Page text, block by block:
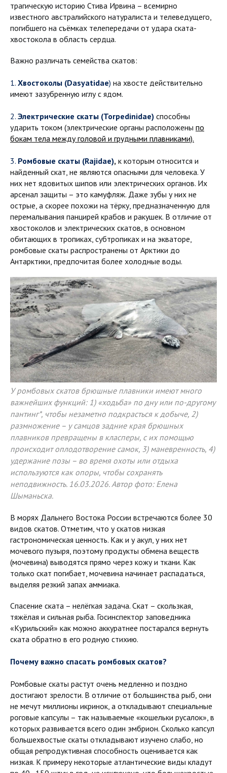
трагическую историю Стива Ирвина – всемирно
известного австралийского натуралиста и телеведущего,
погибшего на съёмках телепередачи от удара ската-
хвостокола в область сердца.
Важно различать семейства скатов:
1. Хвостоколы (Dasyatidae) на хвосте действительно
имеют зазубренную иглу с ядом.
2. Электрические скаты (Torpedinidae) способны
ударить током (электрические органы расположены по
бокам тела между головой и грудными плавниками).
3. Ромбовые скаты (Rajidae), к которым относится и
найденный скат, не являются опасными для человека. У
них нет ядовитых шипов или электрических органов. Их
арсенал защиты – это камуфляж. Даже зубы у них не
острые, а скорее похожи на тёрку, предназначенную для
перемалывания панцирей крабов и ракушек. В отличие от
хвостоколов и электрических скатов, в основном
обитающих в тропиках, субтропиках и на экваторе,
ромбовые скаты распространены от Арктики до
Антарктики, предпочитая более холодные воды.
У ромбовых скатов брюшные плавники имеют много
важнейших функций: 1) «ходьба» по дну или по-другому
пантинг*, чтобы незаметно подкрасться к добыче, 2)
размножение – у самцов задние края брюшных
плавников превращены в класперы, с их помощью
происходит оплодотворение самок, 3) маневренность, 4)
удержание позы – во время охоты или отдыха
используются как опоры, чтобы сохранять
неподвижность. 16.03.2026. Автор фото: Елена
Шыманьска.
В морях Дальнего Востока России встречаются более 30
видов скатов. Отметим, что у скатов низкая
гастрономическая ценность. Как и у акул, у них нет
мочевого пузыря, поэтому продукты обмена веществ
(мочевина) выводятся прямо через кожу и ткани. Как
только скат погибает, мочевина начинает распадаться,
выделяя резкий запах аммиака.
Спасение ската – нелёгкая задача. Скат – скользкая,
тяжёлая и сильная рыба. Госинспектор заповедника
«Курильский» как можно аккуратнее постарался вернуть
ската обратно в его родную стихию.
Почему важно спасать ромбовых скатов?
Ромбовые скаты растут очень медленно и поздно
достигают зрелости. В отличие от большинства рыб, они
не мечут миллионы икринок, а откладывают специальные
роговые капсулы – так называемые «кошельки русалок», в
которых развивается всего один эмбрион. Сколько капсул
большехвостые скаты откладывают изучено слабо, но
общая репродуктивная способность оценивается как
низкая. К примеру некоторые атлантические виды кладут